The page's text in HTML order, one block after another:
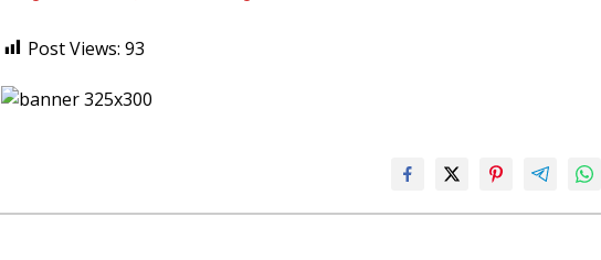
Post Views: 93